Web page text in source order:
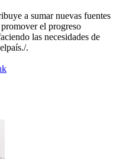
a sumar nuevas fuentes
el progreso
las necesidades de
.